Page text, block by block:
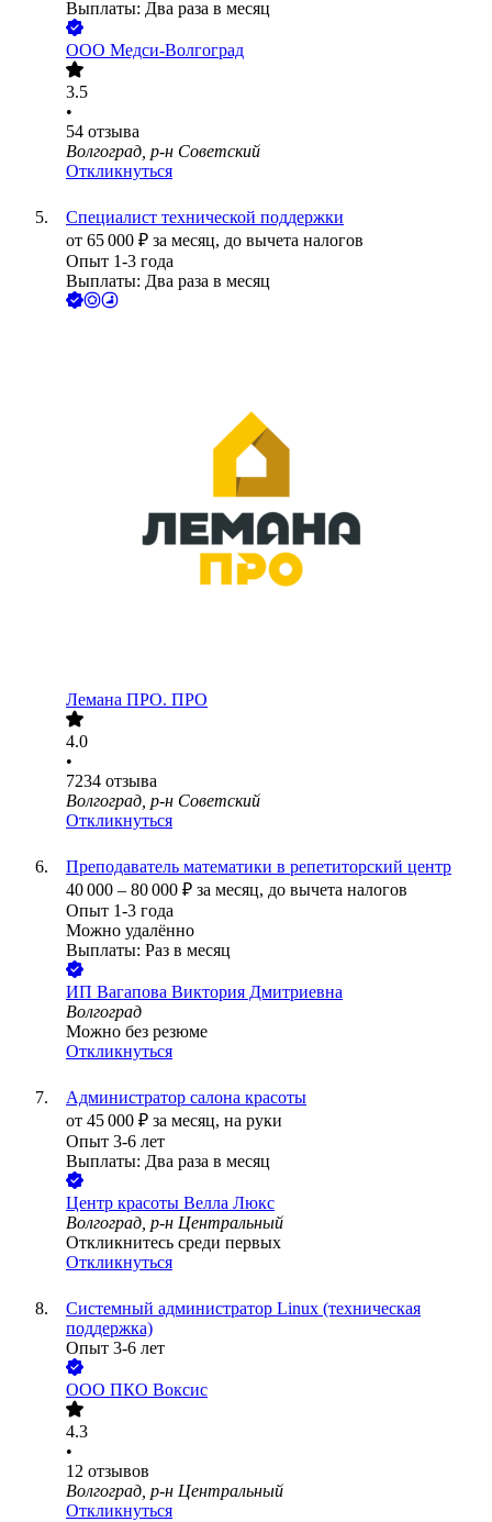
Выплаты: Два раза в месяц
ООО Медси-Волгоград
3.5
•
54 отзыва
Волгоград, р-н Советский
Откликнуться
Специалист технической поддержки
от 65 000 ₽ за месяц, до вычета налогов
Опыт 1-3 года
Выплаты: Два раза в месяц
Лемана ПРО. ПРО
4.0
•
7234 отзыва
Волгоград, р-н Советский
Откликнуться
Преподаватель математики в репетиторский центр
40 000 – 80 000 ₽ за месяц, до вычета налогов
Опыт 1-3 года
Можно удалённо
Выплаты: Раз в месяц
ИП Вагапова Виктория Дмитриевна
Волгоград
Можно без резюме
Откликнуться
Администратор салона красоты
от 45 000 ₽ за месяц, на руки
Опыт 3-6 лет
Выплаты: Два раза в месяц
Центр красоты Велла Люкс
Волгоград, р-н Центральный
Откликнитесь среди первых
Откликнуться
Системный администратор Linux (техническая
поддержка)
Опыт 3-6 лет
ООО ПКО Воксис
4.3
•
12 отзывов
Волгоград, р-н Центральный
Откликнуться